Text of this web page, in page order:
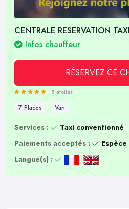
CENTRALE RESERVATION TAXI
Infos chauffeur
RÉSERVEZ CE
5 étoiles
7 Places Van
Services :
Taxi conventionné
Paiements acceptés :
Espèce
Langue(s) :